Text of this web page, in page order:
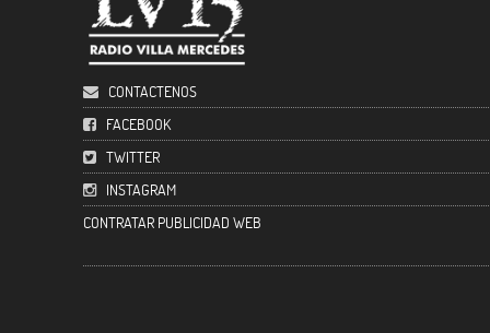
CONTACTENOS
FACEBOOK
TWITTER
INSTAGRAM
CONTRATAR PUBLICIDAD WEB